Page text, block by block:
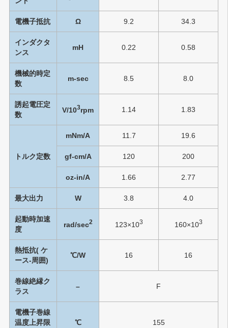
電機子抵抗 Ω 9.2 34.3
インダクタ
ンス
mH 0.22 0.58
機械的時定
数
m-sec 8.5 8.0
誘起電圧定
数
V/103rpm 1.14 1.83
トルク定数
mNm/A 11.7 19.6
gf-cm/A 120 200
oz-in/A 1.66 2.77
最大出力 W 3.8 4.0
起動時加速
度
rad/sec2 123×103 160×103
熱抵抗( ケ
ース-周囲)
℃/W 16 16
巻線絶縁ク
ラス
– F
電機子巻線
温度上昇限
℃ 155